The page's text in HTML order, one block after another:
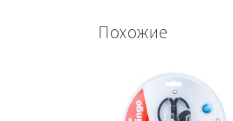
Похожие